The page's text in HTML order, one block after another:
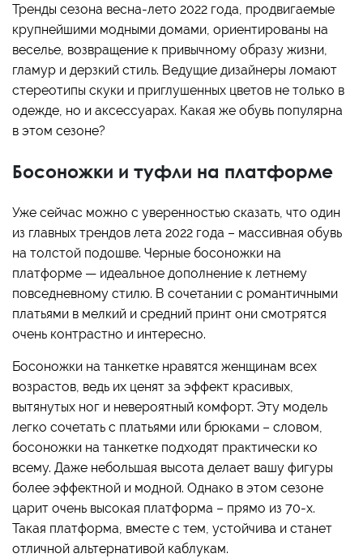
Тренды сезона весна-лето 2022 года, продвигаемые
крупнейшими модными домами, ориентированы на
веселье, возвращение к привычному образу жизни,
гламур и дерзкий стиль. Ведущие дизайнеры ломают
стереотипы скуки и приглушенных цветов не только в
одежде, но и аксессуарах. Какая же обувь популярна
в этом сезоне?
Босоножки и туфли на платформе
Уже сейчас можно с уверенностью сказать, что один
из главных трендов лета 2022 года – массивная обувь
на толстой подошве. Черные босоножки на
платформе — идеальное дополнение к летнему
повседневному стилю. В сочетании с романтичными
платьями в мелкий и средний принт они смотрятся
очень контрастно и интересно.
Босоножки на танкетке нравятся женщинам всех
возрастов, ведь их ценят за эффект красивых,
вытянутых ног и невероятный комфорт. Эту модель
легко сочетать с платьями или брюками – словом,
босоножки на танкетке подходят практически ко
всему. Даже небольшая высота делает вашу фигуры
более эффектной и модной. Однако в этом сезоне
царит очень высокая платформа – прямо из 70-х.
Такая платформа, вместе с тем, устойчива и станет
отличной альтернативой каблукам.